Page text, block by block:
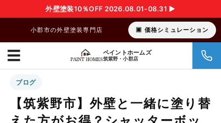
外壁塗装10％OFF 2026.08.01-08.31 ▶︎
小郡市の外壁塗装専門店 価格シミュレーション
ペイントホームズ
筑紫野・小郡店
☰
ブログ
【筑紫野市】外壁と一緒に塗り替